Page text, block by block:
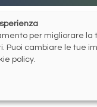
per migliorare
Puoi cambiare le tue
policy.